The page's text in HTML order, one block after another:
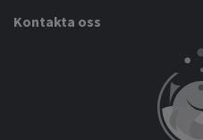
Kontakta oss